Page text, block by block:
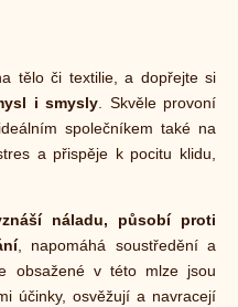
tělo či textilie, a dopřejte si
i smysly. Skvěle provoní
společníkem také na
a přispěje k pocitu klidu,
náladu, působí proti
, napomáhá soustředění a
obsažené v této mlze jsou
účinky, osvěžují a navracejí